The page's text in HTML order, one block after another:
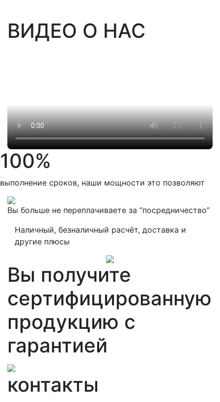
ВИДЕО О НАС
100%
выполнение сроков, наши мощности это позволяют
Вы больше не переплачиваете за “посредничество”
Наличный, безналичный расчёт, доставка и
другие плюсы
Вы получите
сертифицированную
продукцию с
гарантией
контакты